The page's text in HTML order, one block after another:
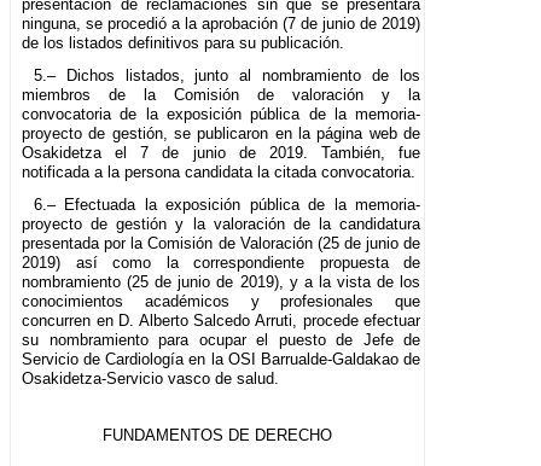
presentación de reclamaciones sin que se presentara
ninguna, se procedió a la aprobación (7 de junio de 2019)
de los listados definitivos para su publicación.
5.– Dichos listados, junto al nombramiento de los
miembros de la Comisión de valoración y la
convocatoria de la exposición pública de la memoria-
proyecto de gestión, se publicaron en la página web de
Osakidetza el 7 de junio de 2019. También, fue
notificada a la persona candidata la citada convocatoria.
6.– Efectuada la exposición pública de la memoria-
proyecto de gestión y la valoración de la candidatura
presentada por la Comisión de Valoración (25 de junio de
2019) así como la correspondiente propuesta de
nombramiento (25 de junio de 2019), y a la vista de los
conocimientos académicos y profesionales que
concurren en D. Alberto Salcedo Arruti, procede efectuar
su nombramiento para ocupar el puesto de Jefe de
Servicio de Cardiología en la OSI Barrualde-Galdakao de
Osakidetza-Servicio vasco de salud.
FUNDAMENTOS DE DERECHO